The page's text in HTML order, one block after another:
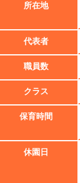
所在地
代表者
職員数
クラス
保育時間
休園日